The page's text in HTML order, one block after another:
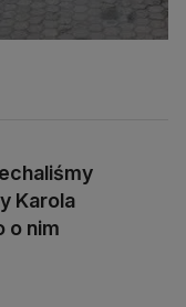
Karola
o nim